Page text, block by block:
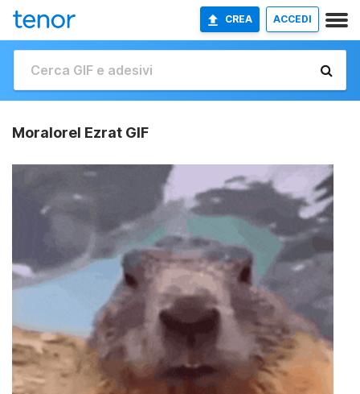
CREA ACCEDI
Moralorel Ezrat GIF